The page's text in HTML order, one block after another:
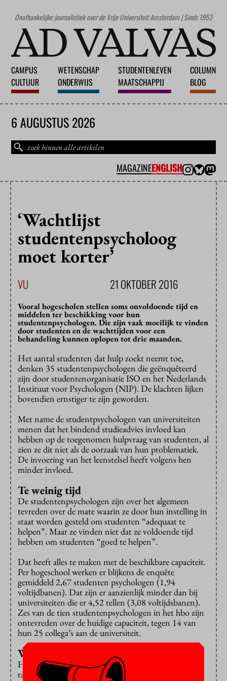
Onafhankelijke journalistiek over de Vrije Universiteit Amsterdam | Sinds 1953
CAMPUS
CULTUUR
WETENSCHAP
ONDERWIJS
STUDENTENLEVEN
MAATSCHAPPIJ
COLUMN
BLOG
6 AUGUSTUS 2026
MAGAZINEENGLISH
‘Wachtlijst
studentenpsycholoog
moet korter’
VU 21 OKTOBER 2016
Vooral hogescholen stellen soms onvoldoende tijd en
middelen ter beschikking voor hun
studentenpsychologen. Die zijn vaak moeilijk te vinden
door studenten en de wachttijden voor een
behandeling kunnen oplopen tot drie maanden.
Het aantal studenten dat hulp zoekt neemt toe,
denken 35 studentenpsychologen die geënquêteerd
zijn door studentenorganisatie ISO en het Nederlands
Instituut voor Psychologen (NIP). De klachten lijken
bovendien ernstiger te zijn geworden.
Met name de studentpsychologen van universiteiten
menen dat het bindend studieadvies invloed kan
hebben op de toegenomen hulpvraag van studenten, al
zien ze dit niet als de oorzaak van hun problematiek.
De invoering van het leenstelsel heeft volgens hen
minder invloed.
Te weinig tijd
De studentenpsychologen zijn over het algemeen
tevreden over de mate waarin ze door hun instelling in
staat worden gesteld om studenten “adequaat te
helpen”. Maar ze vinden niet dat ze voldoende tijd
hebben om studenten “goed te helpen”.
Dat heeft alles te maken met de beschikbare capaciteit.
Per hogeschool werken er blijkens de enquête
gemiddeld 2,67 studenten psychologen (1,94
voltijdbanen). Dat zijn er aanzienlijk minder dan bij
universiteiten die er 4,52 tellen (3,08 voltijdsbanen).
Zes van de tien studentenpsychologen in het hbo zijn
ontevreden over de huidige capaciteit, tegen 14 van
hun 25 collega’s aan de universiteit.
Weg vinden
Het ervaren capaciteitsprobleem kan volgens het
rapport veroorzaakt zijn doordat meer studenten de